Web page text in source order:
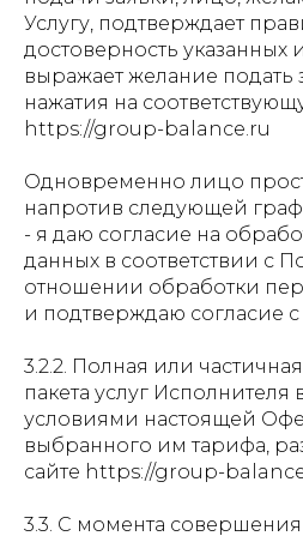
Услугу, подтверждает
достоверность указанных
выражает желание подать
нажатия на
https://group-balance.ru
Одновременно лицо
напротив следующей
- я даю согласие на
данных в соответствии с
отношении обработки
и подтверждаю согласие
3.2.2. Полная или
пакета услуг Исполнителя
условиями настоящей
выбранного им тарифа,
сайте https://group-
3.3. С момента